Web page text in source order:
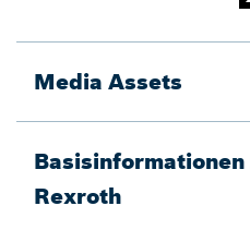
Media Assets
Basisinformationen
Rexroth